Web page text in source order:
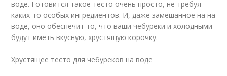
воде. Готовится такое тесто очень просто, не требуя
каких-то особых ингредиентов. И, даже замешанное на на
воде, оно обеспечит то, что ваши чебуреки и холодными
будут иметь вкусную, хрустящую корочку.
Хрустящее тесто для чебуреков на воде